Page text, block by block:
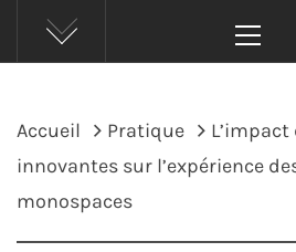
Accueil Pratique
innovantes sur l’expérience
monospaces